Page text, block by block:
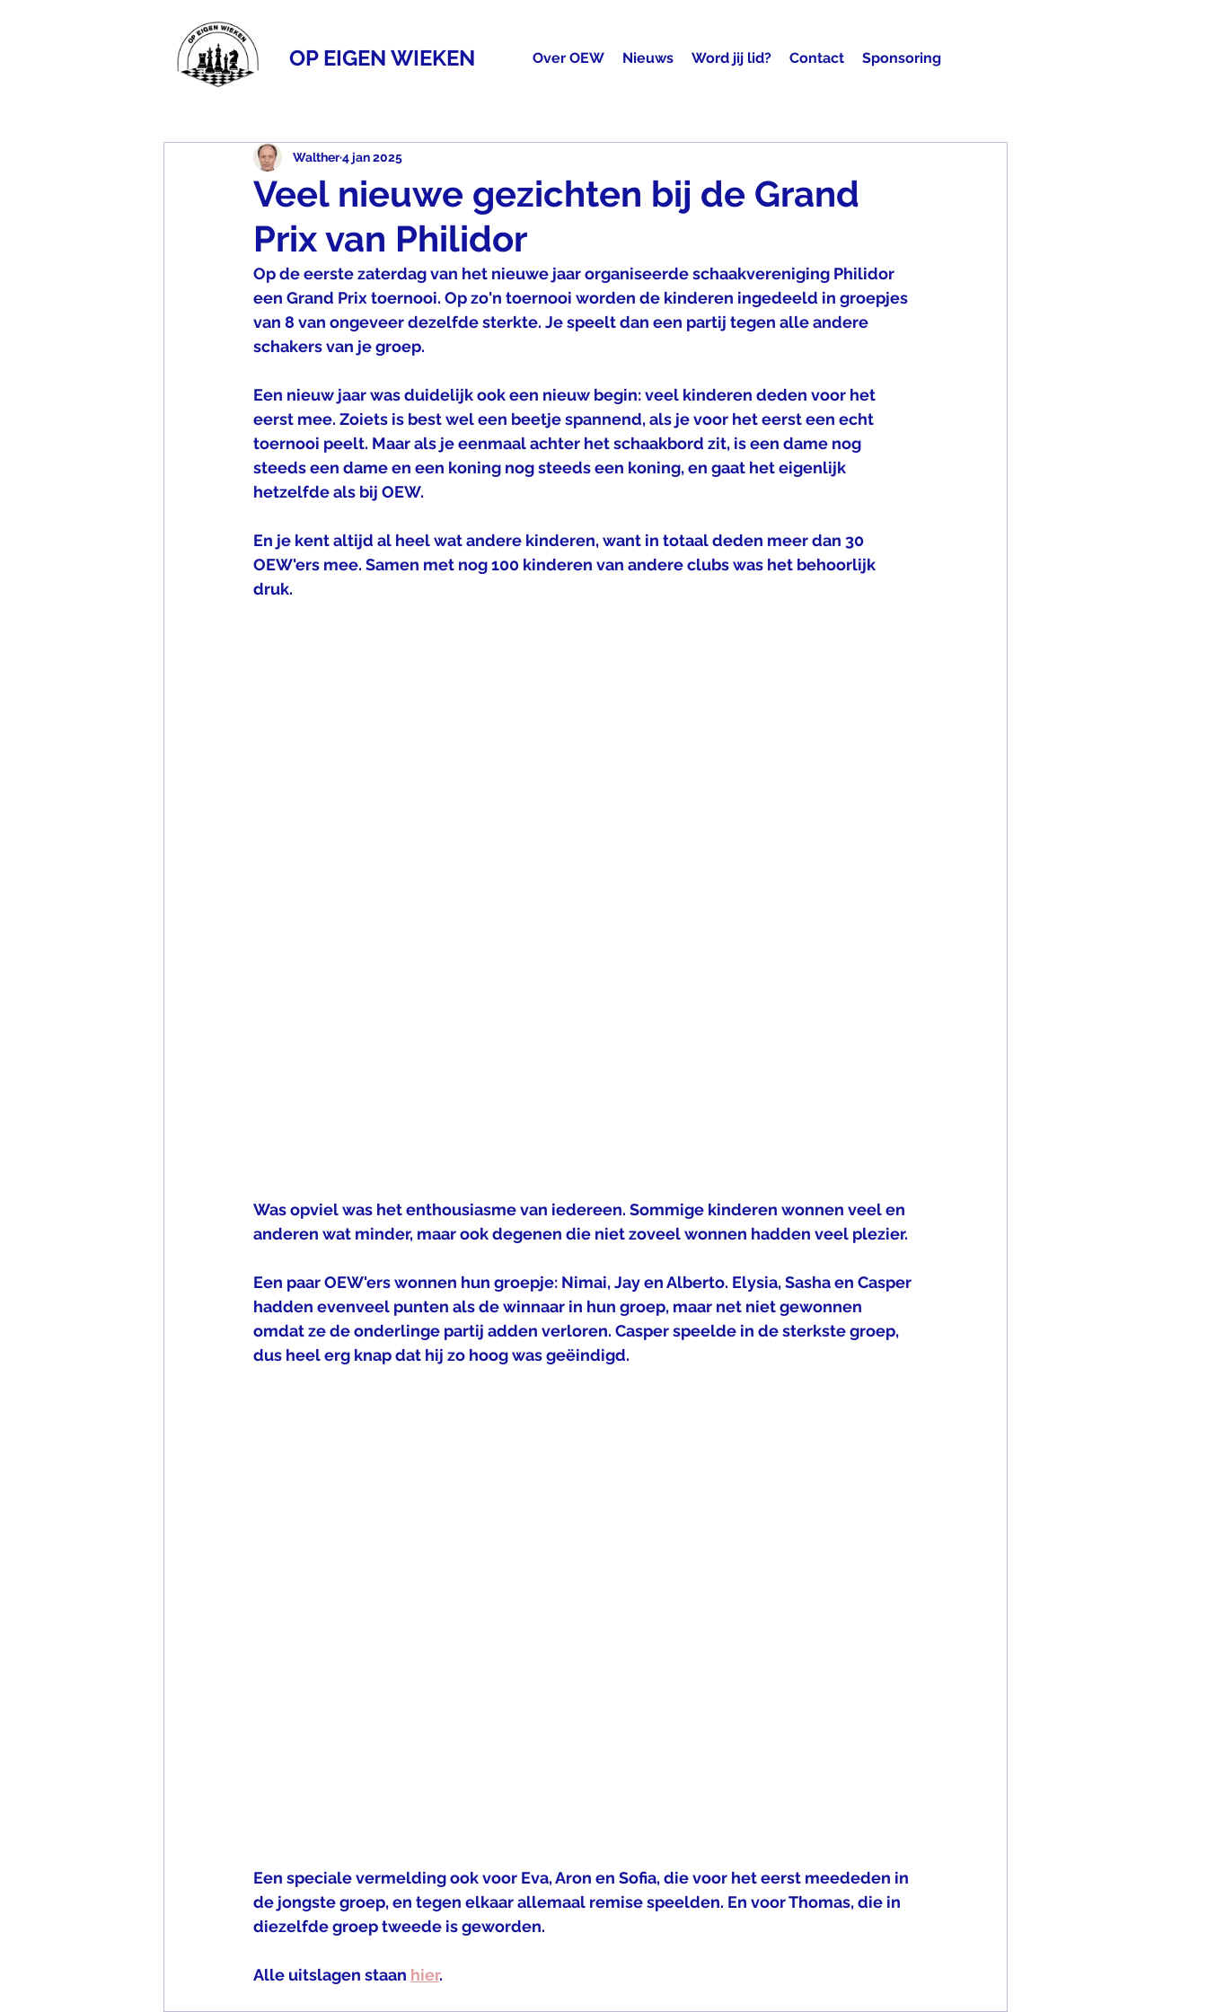
OP EIGEN WIEKEN Over OEW Nieuws Word jij lid? Contact Sponsoring
Veel nieuwe gezichten bij de Grand
Prix van Philidor
Walther4 jan 2025
Op de eerste zaterdag van het nieuwe jaar organiseerde schaakvereniging Philidor
een Grand Prix toernooi. Op zo'n toernooi worden de kinderen ingedeeld in groepjes
van 8 van ongeveer dezelfde sterkte. Je speelt dan een partij tegen alle andere
schakers van je groep.
Een nieuw jaar was duidelijk ook een nieuw begin: veel kinderen deden voor het
eerst mee. Zoiets is best wel een beetje spannend, als je voor het eerst een echt
toernooi peelt. Maar als je eenmaal achter het schaakbord zit, is een dame nog
steeds een dame en een koning nog steeds een koning, en gaat het eigenlijk
hetzelfde als bij OEW.
En je kent altijd al heel wat andere kinderen, want in totaal deden meer dan 30
OEW'ers mee. Samen met nog 100 kinderen van andere clubs was het behoorlijk
druk.
Was opviel was het enthousiasme van iedereen. Sommige kinderen wonnen veel en
anderen wat minder, maar ook degenen die niet zoveel wonnen hadden veel plezier.
Een paar OEW'ers wonnen hun groepje: Nimai, Jay en Alberto. Elysia, Sasha en Casper
hadden evenveel punten als de winnaar in hun groep, maar net niet gewonnen
omdat ze de onderlinge partij adden verloren. Casper speelde in de sterkste groep,
dus heel erg knap dat hij zo hoog was geëindigd.
Een speciale vermelding ook voor Eva, Aron en Sofia, die voor het eerst meededen in
de jongste groep, en tegen elkaar allemaal remise speelden. En voor Thomas, die in
diezelfde groep tweede is geworden.
Alle uitslagen staan hier.